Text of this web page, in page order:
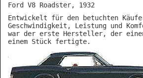
Ford V8 Roadster, 1932
Entwickelt für den betuchten
Geschwindigkeit, Leistung und
war der erste Hersteller, der
einem Stück fertigte.